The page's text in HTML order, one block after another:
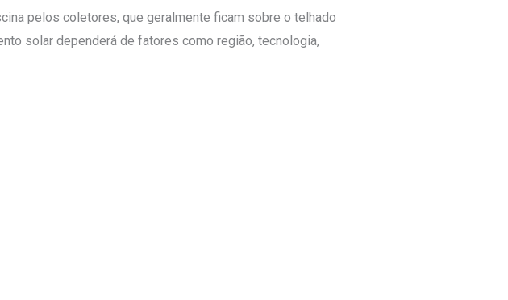
pelos coletores, que geralmente ficam sobre o telhado
solar dependerá de fatores como região, tecnologia,